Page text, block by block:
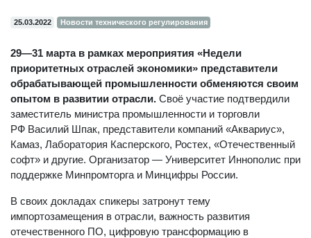
25.03.2022 Новости технического регулирования
29—31 марта в рамках мероприятия «Недели
приоритетных отраслей экономики» представители
обрабатывающей промышленности обменяются своим
опытом в развитии отрасли. Своё участие подтвердили
заместитель министра промышленности и торговли
РФ Василий Шпак, представители компаний «Аквариус»,
Камаз, Лаборатория Касперского, Ростех, «Отечественный
софт» и другие. Организатор — Университет Иннополис при
поддержке Минпромторга и Минцифры России.
В своих докладах спикеры затронут тему
импортозамещения в отрасли, важность развития
отечественного ПО, цифровую трансформацию в